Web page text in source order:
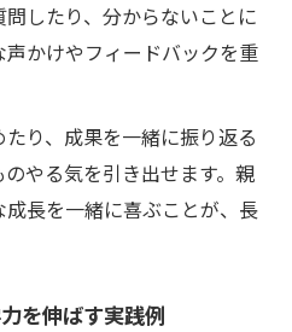
したり、分からないことに
かけやフィードバックを重
り、成果を一緒に振り返る
やる気を引き出せます。親
長を一緒に喜ぶことが、長
を伸ばす実践例